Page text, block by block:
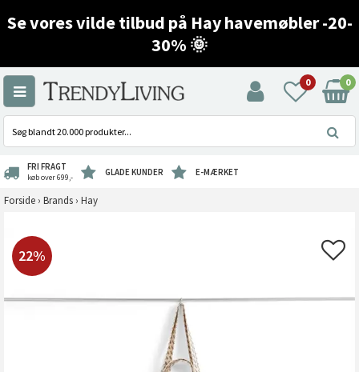
Se vores vilde tilbud på Hay havemøbler -20-
30% 🌞
0 0
FRI FRAGT
køb over 699,- GLADE KUNDER E-MÆRKET
Forside › Brands › Hay
22%